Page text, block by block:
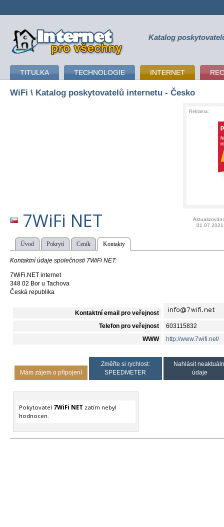
připojení k internetu Katalog
TITULKA TECHNOLOGIE INTERNET
WiFi \ Katalog poskytovatelů internetu - Česko
Reklama:
7WiFi NET
01.07.2021
Úvod Pokrytí Ceník Kontakty
Kontaktní údaje společnosti 7WiFi NET:
7WiFi.NET internet
348 02 Bor u Tachova
Česká republika
Kontaktní email pro veřejnost
Telefon pro veřejnost 603115832
WWW http://www.7wifi.net/
Mám zájem o připojení
Změřte si rychlost:
SPEEDMETER
Nahlásit
údaje
Pokytovatel 7WiFi NET zatím nebyl
hodnocen.